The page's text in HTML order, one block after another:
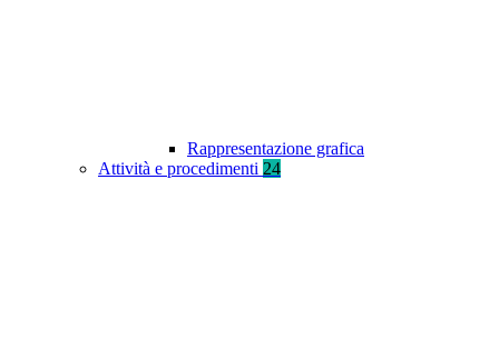
Rappresentazione grafica
Attività e procedimenti 24